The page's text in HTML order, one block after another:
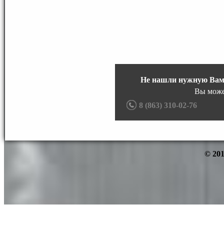
Не нашли нужную Вам
Вы
8 (863) 310-02-76
©